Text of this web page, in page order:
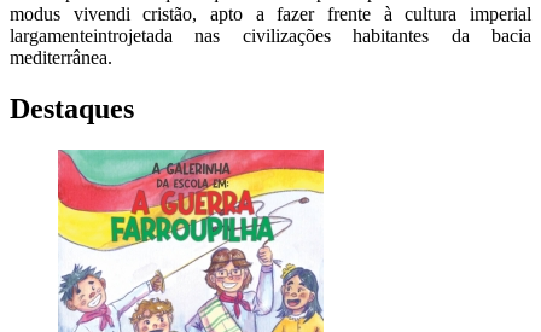
modus vivendi cristão, apto a fazer frente à cultura imperial
largamenteintrojetada nas civilizações habitantes da bacia
mediterrânea.
Destaques